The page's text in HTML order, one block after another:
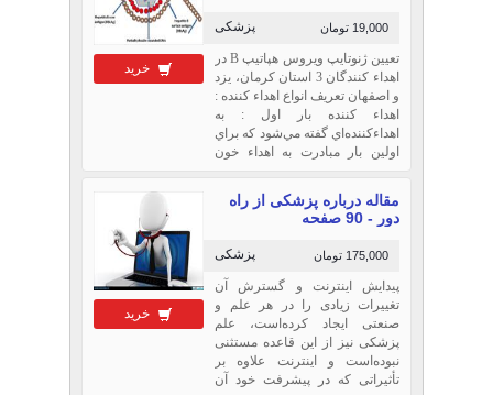
خرید
پزشکی 19,000 تومان
تعيين ژنوتايپ ويروس هپاتيپ B در
اهداء كنندگان 3 استان كرمان، يزد
و اصفهان تعريف انواع اهداء كننده :
اهداء كننده بار اول : به
اهداء‌كننده‌اي گفته مي‌شود كه براي
اولين بار مبادرت به اهداء خون
خرید
مقاله درباره پزشکی از راه
دور - 90 صفحه
پزشکی 175,000 تومان
پیدایش اینترنت و گسترش آن
تغییرات زیادی را در هر علم و
صنعتی ایجاد کرده‌است، علم
پزشکی نیز از این قاعده مستثنی
نبوده‌است و اینترنت علاوه بر
تأثیراتی که در پیشرفت خود آن